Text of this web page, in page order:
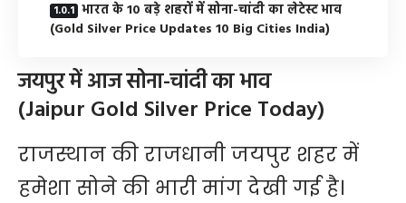
भारत के 10 बड़े शहरों में सोना-चांदी का लेटेस्ट भाव
(Gold Silver Price Updates 10 Big Cities India)
जयपुर में आज सोना-चांदी का भाव
(Jaipur Gold Silver Price Today)
राजस्थान की राजधानी जयपुर शहर में
हमेशा सोने की भारी मांग देखी गई है।